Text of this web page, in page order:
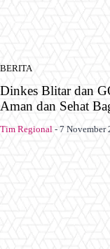
BERITA
Dinkes Blitar dan
Aman dan Sehat
Tim Regional - 7 November